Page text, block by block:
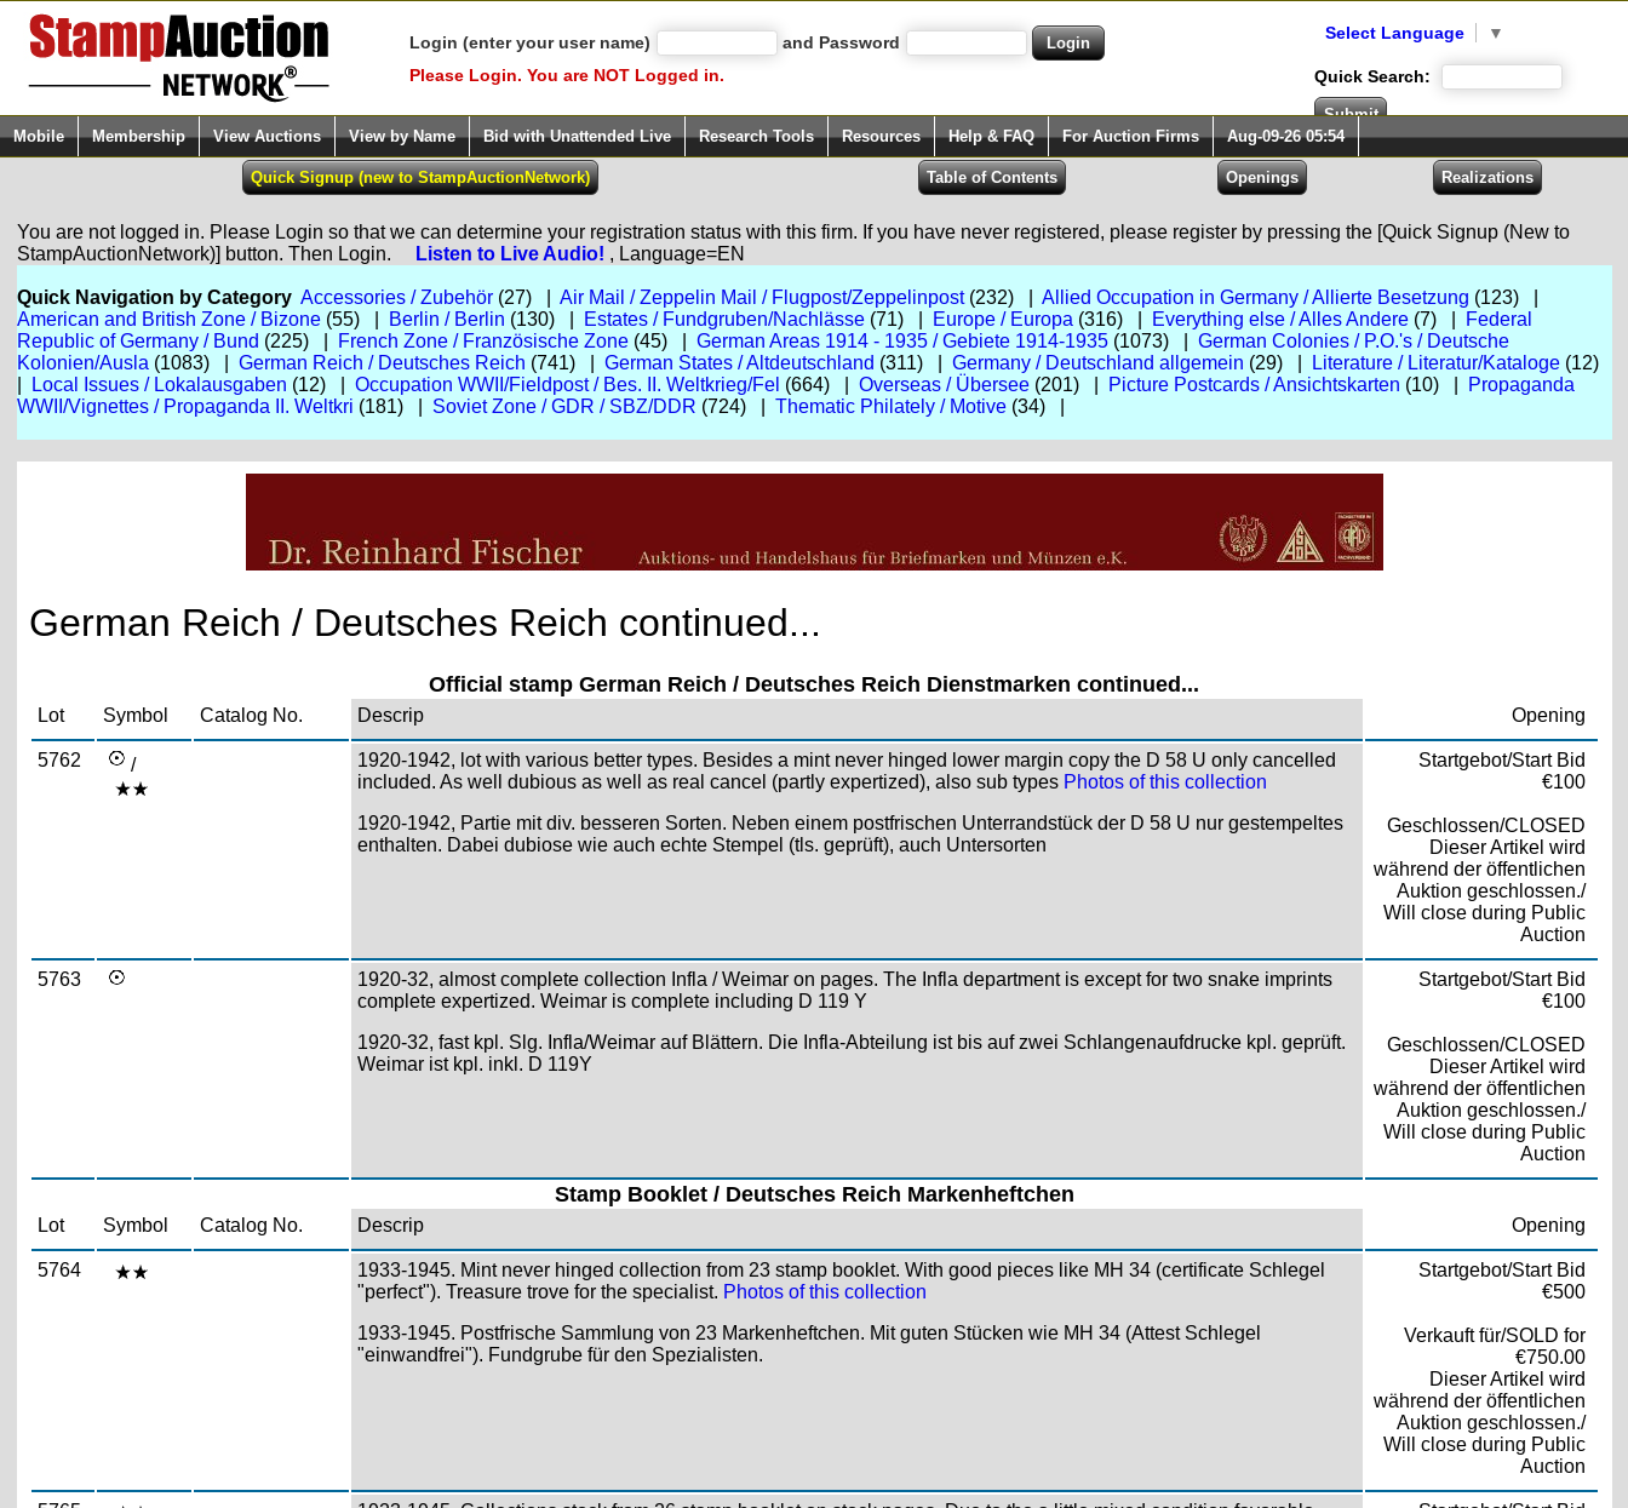
Login (enter your user name)
and Password
Please Login. You are NOT Logged in.
Select Language ▼
Quick Search:
Mobile Membership View Auctions View by Name Bid with Unattended Live Research Tools Resources Help & FAQ For Auction Firms Aug-09-26 05:54
You are not logged in. Please Login so that we can determine your registration status with this firm. If you have never registered, please register by pressing the [Quick Signup (New to
StampAuctionNetwork)] button. Then Login.
Listen to Live Audio! , Language=EN
Quick Navigation by Category Accessories / Zubehör(27) | Air Mail / Zeppelin Mail / Flugpost/Zeppelinpost(232) | Allied Occupation in Germany / Allierte Besetzung (123) |
American and British Zone / Bizone(55) | Berlin / Berlin (130) | Estates / Fundgruben/Nachlässe(71) | Europe / Europa (316) | Everything else / Alles Andere(7) |
Federal
Republic of Germany / Bund (225) | French Zone / Französische Zone(45) | German Areas 1914 - 1935 / Gebiete 1914-1935(1073) | German Colonies / P.O.'s / Deutsche
Kolonien/Ausla (1083) | German Reich / Deutsches Reich (741) | German States / Altdeutschland (311) | Germany / Deutschland allgemein (29) | Literature / Literatur/Kataloge(12)
Local Issues / Lokalausgaben (12) | Occupation WWII/Fieldpost / Bes. II. Weltkrieg/Fel (664) | Overseas / Übersee(201) | Picture Postcards / Ansichtskarten (10) |
Propaganda
WWII/Vignettes / Propaganda II. Weltkri (181) | Soviet Zone / GDR / SBZ/DDR (724) | Thematic Philately / Motive(34) |
German Reich / Deutsches Reich continued...
Official stamp German Reich / Deutsches Reich Dienstmarken continued...
Lot Symbol Catalog No. Descrip Opening
5762 /
1920-1942, lot with various better types. Besides a mint never hinged lower margin copy the D 58 U only cancelled
included. As well dubious as well as real cancel (partly expertized), also sub types Photos of this collection
1920-1942, Partie mit div. besseren Sorten. Neben einem postfrischen Unterrandstück der D 58 U nur gestempeltes
enthalten. Dabei dubiose wie auch echte Stempel (tls. geprüft), auch Untersorten
Startgebot/Start Bid
€100
Geschlossen/CLOSED
Dieser Artikel wird
während der öffentlichen
Auktion geschlossen./
Will close during Public
Auction
5763
1920-32, almost complete collection Infla / Weimar on pages. The Infla department is except for two snake imprints
complete expertized. Weimar is complete including D 119 Y
1920-32, fast kpl. Slg. Infla/Weimar auf Blättern. Die Infla-Abteilung ist bis auf zwei Schlangenaufdrucke kpl. geprüft.
Weimar ist kpl. inkl. D 119Y
Startgebot/Start Bid
€100
Geschlossen/CLOSED
Dieser Artikel wird
während der öffentlichen
Auktion geschlossen./
Will close during Public
Auction
Stamp Booklet / Deutsches Reich Markenheftchen
Lot Symbol Catalog No. Descrip Opening
5764
1933-1945. Mint never hinged collection from 23 stamp booklet. With good pieces like MH 34 (certificate Schlegel
"perfect"). Treasure trove for the specialist. Photos of this collection
1933-1945. Postfrische Sammlung von 23 Markenheftchen. Mit guten Stücken wie MH 34 (Attest Schlegel
"einwandfrei"). Fundgrube für den Spezialisten.
Startgebot/Start Bid
€500
Verkauft für/SOLD for
€750.00
Dieser Artikel wird
während der öffentlichen
Auktion geschlossen./
Will close during Public
Auction